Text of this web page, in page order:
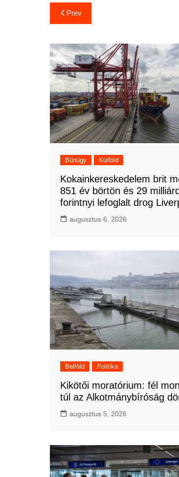
Bejegyzés
navigáció
Prev
Bűnügy Külföld
Kokainkereskedelem brit
851 év börtön és 29
forintnyi lefoglalt drog
augusztus 6, 2026
Belföld Politika
Kikötői moratórium: fél
túl az Alkotmánybíróság
augusztus 5, 2026